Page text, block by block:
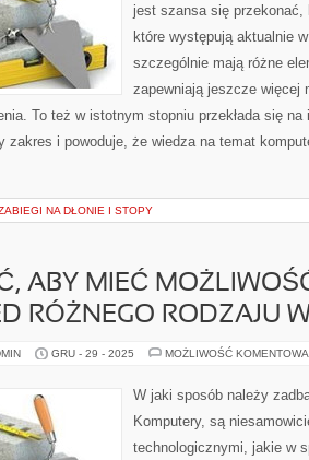
jest szansa się
które występują aktualnie
szczególnie mają różne
zapewniają jeszcze więcej
To też w istotnym stopniu przekłada się
zakres i powoduje, że wiedza na temat
NA DŁONIE I STOPY
ABY MIEĆ
RÓŻNEGO RODZAJU
GRU - 29 - 2025 MOŻLIWOŚĆ
W jaki sposób należy
Komputery, są
technologicznymi, jakie w